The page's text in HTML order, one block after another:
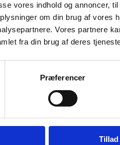
vores indhold og annoncer,
om din brug af vores
Vores partnere
fra din brug af deres
Præferencer
Tillad